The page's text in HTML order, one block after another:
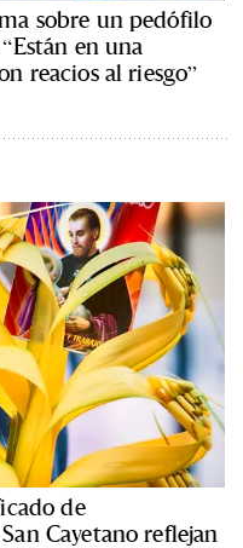
sobre un pedófilo
en una
reacios al riesgo”
de
Cayetano reflejan